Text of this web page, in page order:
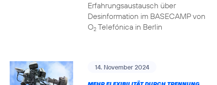
Erfahrungsaustausch über
Desinformation im BASECAMP von
O2Telefónica in Berlin
14. November 2024